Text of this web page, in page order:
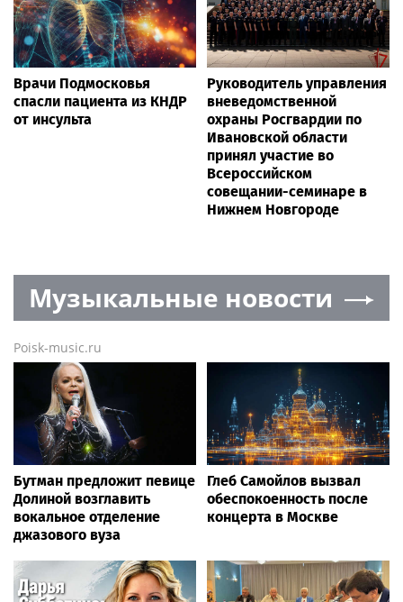
Врачи Подмосковья
спасли пациента из КНДР
от инсульта
Руководитель управления
вневедомственной
охраны Росгвардии по
Ивановской области
принял участие во
Всероссийском
совещании-семинаре в
Нижнем Новгороде
Музыкальные новости
Poisk-music.ru
Бутман предложит певице
Долиной возглавить
вокальное отделение
джазового вуза
Глеб Самойлов вызвал
обеспокоенность после
концерта в Москве